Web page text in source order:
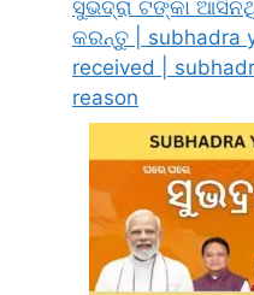
ସୁଭଦ୍ରା ଟଙ୍କା
କରନ୍ତୁ | subhadra
received |
reason